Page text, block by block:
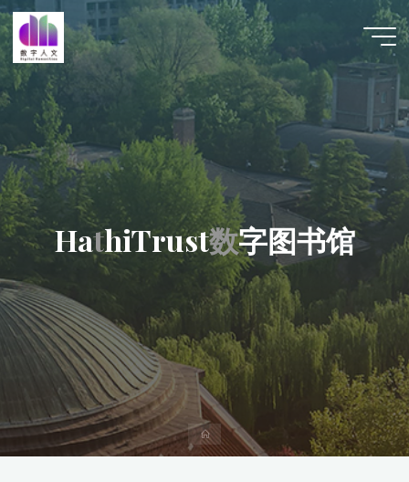
跳
至
内
容
数字人
文 |
DHCN
HathiTrust数字图书馆
首
页